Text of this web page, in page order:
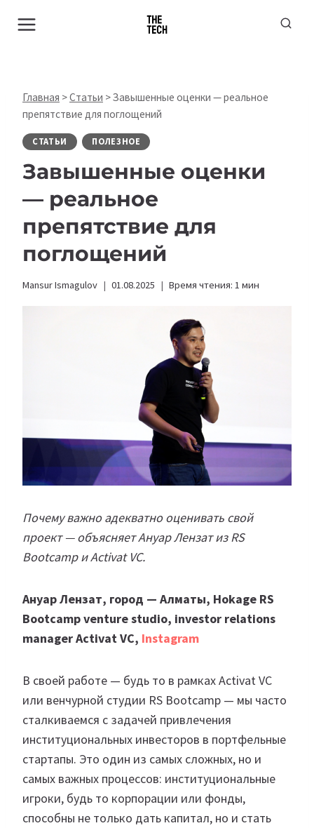
Главная >Статьи >Завышенные оценки — реальное
препятствие для поглощений
СТАТЬИ ПОЛЕЗНОЕ
Завышенные оценки
— реальное
препятствие для
поглощений
Mansur Ismagulov 01.08.2025 Время чтения: 1 мин
Почему важно адекватно оценивать свой
проект — объясняет Ануар Лензат из RS
Bootcamp и Activat VC.
Ануар Лензат, город — Алматы, Hokage RS
Bootcamp venture studio, investor relations
manager Activat VC, Instagram
В своей работе — будь то в рамках Activat VC
или венчурной студии RS Bootcamp — мы часто
сталкиваемся с задачей привлечения
институциональных инвесторов в портфельные
стартапы. Это один из самых сложных, но и
самых важных процессов: институциональные
игроки, будь то корпорации или фонды,
способны не только дать капитал, но и стать